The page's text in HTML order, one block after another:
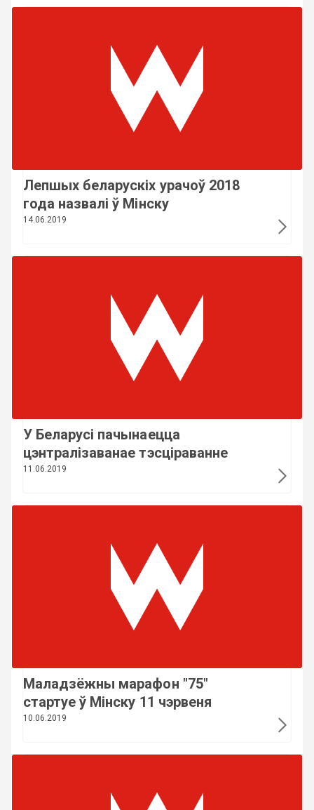
Лепшых беларускіх урачоў 2018
года назвалі ў Мінску
14.06.2019
У Беларусі пачынаецца
цэнтралізаванае тэсціраванне
11.06.2019
Маладзёжны марафон "75"
стартуе ў Мінску 11 чэрвеня
10.06.2019